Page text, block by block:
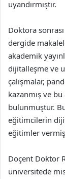
uyandırmıştır.
Doktora
dergide
akademik
dijitalleşme ve
çalışmalar,
kazanmış ve
bulunmuştur.
eğitimcilerin
eğitimler
Doçent Doktor
üniversitede